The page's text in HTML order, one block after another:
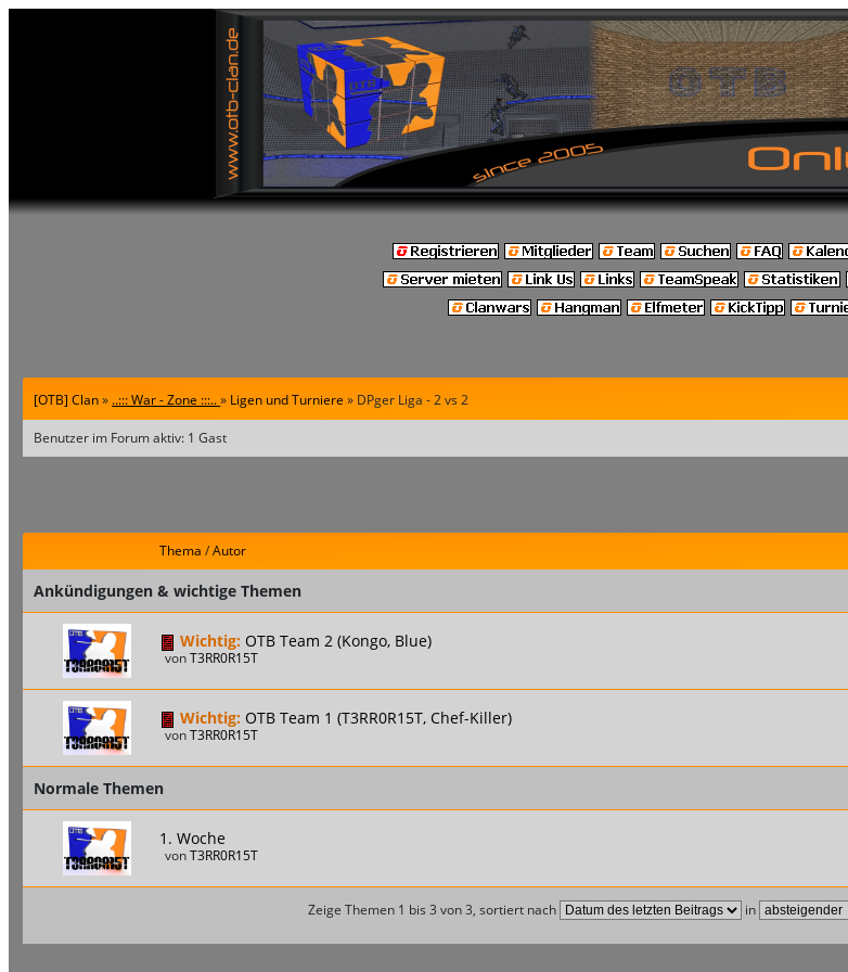
[OTB] Clan» ..::: War - Zone :::..» Ligen und Turniere » DPger Liga - 2 vs 2
Benutzer im Forum aktiv: 1 Gast
Thema /Autor
Ankündigungen & wichtige Themen
Wichtig: OTB Team 2 (Kongo, Blue)
vonT3RR0R15T
Wichtig: OTB Team 1 (T3RR0R15T, Chef-Killer)
vonT3RR0R15T
Normale Themen
1. Woche
vonT3RR0R15T
Zeige Themen 1 bis 3 von 3, sortiert nach in